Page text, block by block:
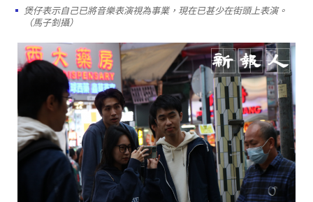
煲仔表示自己已將音樂表演視為事業，現在已甚少在街頭上表演。
（馬子釗攝）